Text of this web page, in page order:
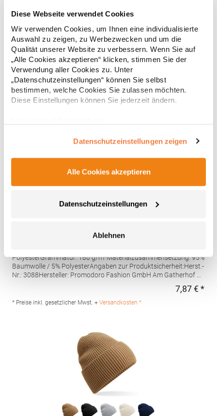
Diese Webseite verwendet Cookies
Wir verwenden Cookies, um Ihnen eine individualisierte
Auswahl zu zeigen, zu Werbezwecken und um die
Qualität unserer Website zu verbessern. Wenn Sie auf
„Alle Cookies akzeptieren“ klicken, stimmen Sie der
Verwendung aller Cookies zu. Unter
„Datenschutzeinstellungen“ können Sie selbst
bestimmen, welche Cookies Sie zulassen möchten.
Diese Einstellungen können Sie jederzeit ändern.
Datenschutzeinstellungen zeigen
Alle Cookies akzeptieren
Datenschutzeinstellungen
Ablehnen
FX7005PF FLEXFIT Polar Fleece Jockey Kappe
Flauschige Oberfläche, verstellbarer VerschlussPfegehinweis:
nicht waschbarGrammatur: 304
g/m²Materialzusammensetzung: 100% PolyesterAngaben zur
Produktsicherheit:Herst.-Nr.: 7005PFHersteller: TB International
GmbH Dr.-Robert-Murjahn-Str. 7 64372 Ober-Ramstadt
Deutschland E-Mail: info@tbint.de
* Preise inkl. gesetzlicher Mwst. +Versandkosten *
PolyesterGrammatur: 180 g/m²Materialzusammensetzung: 95%
Baumwolle / 5% PolyesterAngaben zur Produktsicherheit:Herst.-
Nr.: 3088Hersteller: Promodoro Fashion GmbH Am Gatherhof 57
7,87 € *
* Preise inkl. gesetzlicher Mwst. + Versandkosten *